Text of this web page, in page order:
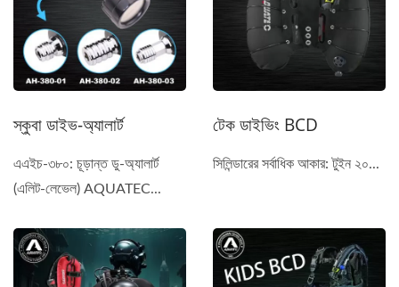
স্কুবা ডাইভ-অ্যালার্ট
এএইচ-৩৮০: চূড়ান্ত ডু-অ্যালার্ট
(এলিট-লেভেল) AQUATEC...
টেক ডাইভিং BCD
সিলিন্ডারের সর্বাধিক আকার: টুইন ২০...